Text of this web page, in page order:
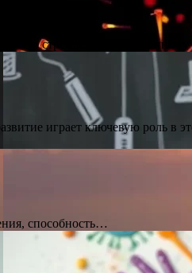
Это стремление к
играет ключевую роль в
способность…